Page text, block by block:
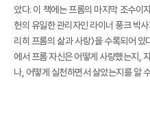
았다. 이 책에는 프롬의 마지막 조수이
헌의 유일한 관리자인 라이너 풍크 박사
리히 프롬의 삶과 사랑〉을 수록되어
에서 프롬 자신은 어떻게 사랑했는지,
나, 어떻게 실천하면서 살았는지를 알